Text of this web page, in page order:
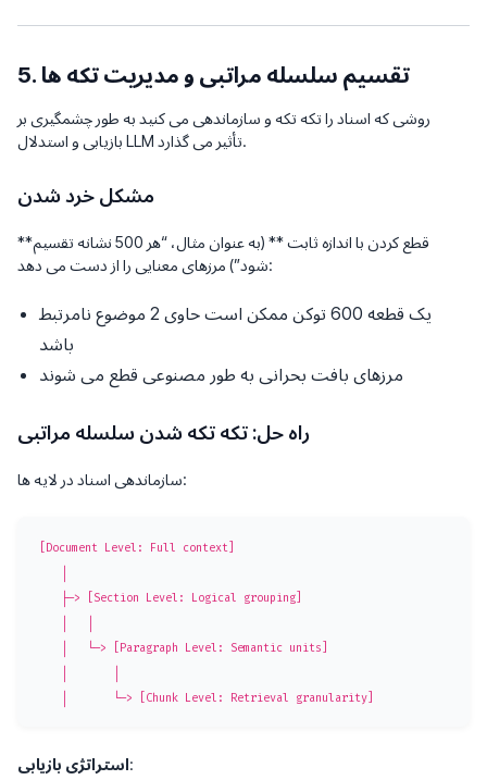
5. تقسیم سلسله مراتبی و مدیریت تکه ها
روشی که اسناد را تکه تکه و سازماندهی می کنید به طور چشمگیری بر
بازیابی و استدلال LLM تأثیر می گذارد.
مشکل خرد شدن
**قطع کردن با اندازه ثابت ** (به عنوان مثال، “هر 500 نشانه تقسیم
شود”) مرزهای معنایی را از دست می دهد:
یک قطعه 600 توکن ممکن است حاوی 2 موضوع نامرتبط
باشد
مرزهای بافت بحرانی به طور مصنوعی قطع می شوند
راه حل: تکه تکه شدن سلسله مراتبی
سازماندهی اسناد در لایه ها:
[Document Level: Full context]
استراتژی بازیابی: